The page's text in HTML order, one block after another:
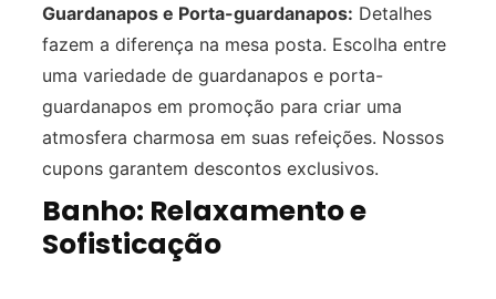
Guardanapos e Porta-guardanapos: Detalhes
fazem a diferença na mesa posta. Escolha entre
uma variedade de guardanapos e porta-
guardanapos em promoção para criar uma
atmosfera charmosa em suas refeições. Nossos
cupons garantem descontos exclusivos.
Banho: Relaxamento e
Sofisticação